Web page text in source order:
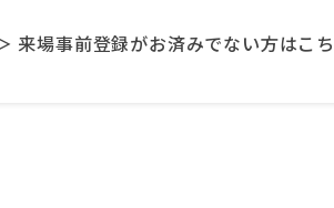
来場事前登録がお済みでない方はこ